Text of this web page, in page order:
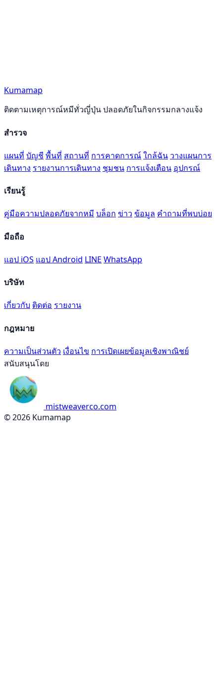
Kumamap
ติดตามเหตุการณ์หมีทั่วญี่ปุ่น ปลอดภัยในกิจกรรมกลางแจ้ง
สำรวจ
แผนที่ บัญชี พื้นที่ สถานที่ การคาดการณ์ใกล้ฉัน วางแผนการ
เดินทาง รายงานการเดินทาง ชุมชน การแจ้งเตือน อุปกรณ์
เรียนรู้
คู่มือความปลอดภัยจากหมี บล็อก ข่าว ข้อมูล คำถามที่พบบ่อย
มือถือ
แอป iOS แอป Android LINE WhatsApp
บริษัท
เกี่ยวกับ ติดต่อ รายงาน
กฎหมาย
ความเป็นส่วนตัว เงื่อนไข การเปิดเผยข้อมูลเชิงพาณิชย์
สนับสนุนโดย
mistweaverco.com
© 2026 Kumamap